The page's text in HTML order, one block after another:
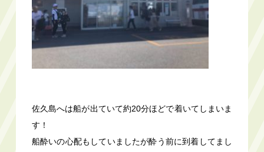
佐久島へは船が出ていて約20分ほどで着いてしまいま
す！
船酔いの心配もしていましたが酔う前に到着してまし